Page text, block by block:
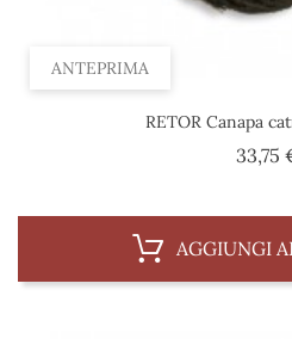
ANTEPRIMA
RETOR Canapa
33,75
AGGIUNGI